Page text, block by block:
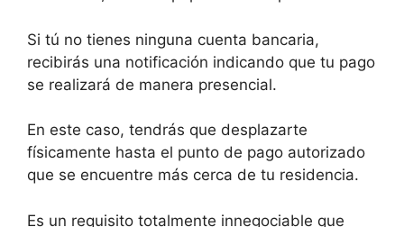
Si tú no tienes ninguna cuenta bancaria,
recibirás una notificación indicando que tu pago
se realizará de manera presencial.
En este caso, tendrás que desplazarte
físicamente hasta el punto de pago autorizado
que se encuentre más cerca de tu residencia.
Es un requisito totalmente innegociable que